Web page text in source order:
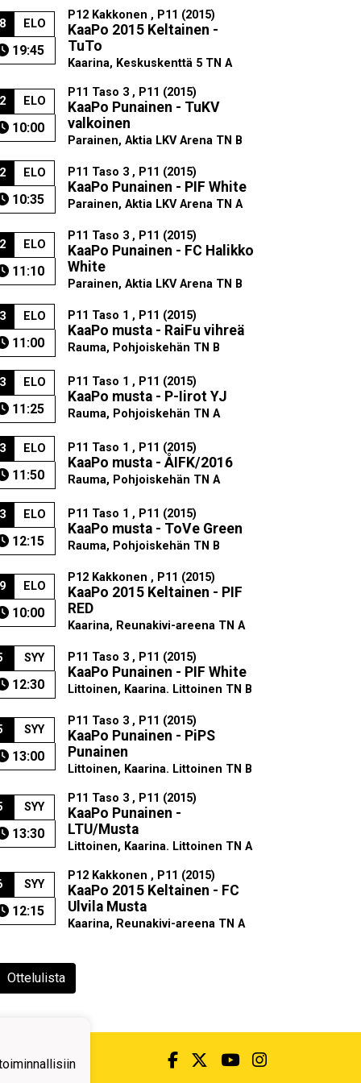
ELO
19:45
P12 Kakkonen , P11 (2015)
KaaPo 2015 Keltainen -
TuTo
Kaarina, Keskuskenttä 5 TN A
ELO
10:00
P11 Taso 3 , P11 (2015)
KaaPo Punainen - TuKV
valkoinen
Parainen, Aktia LKV Arena TN B
ELO
10:35
P11 Taso 3 , P11 (2015)
KaaPo Punainen - PIF White
Parainen, Aktia LKV Arena TN A
ELO
11:10
P11 Taso 3 , P11 (2015)
KaaPo Punainen - FC Halikko
White
Parainen, Aktia LKV Arena TN B
ELO
11:00
P11 Taso 1 , P11 (2015)
KaaPo musta - RaiFu vihreä
Rauma, Pohjoiskehän TN B
ELO
11:25
P11 Taso 1 , P11 (2015)
KaaPo musta - P-Iirot YJ
Rauma, Pohjoiskehän TN A
ELO
11:50
P11 Taso 1 , P11 (2015)
KaaPo musta - ÅIFK/2016
Rauma, Pohjoiskehän TN A
ELO
12:15
P11 Taso 1 , P11 (2015)
KaaPo musta - ToVe Green
Rauma, Pohjoiskehän TN B
ELO
10:00
P12 Kakkonen , P11 (2015)
KaaPo 2015 Keltainen - PIF
RED
Kaarina, Reunakivi-areena TN A
SYY
12:30
P11 Taso 3 , P11 (2015)
KaaPo Punainen - PIF White
Littoinen, Kaarina. Littoinen TN B
SYY
13:00
P11 Taso 3 , P11 (2015)
KaaPo Punainen - PiPS
Punainen
Littoinen, Kaarina. Littoinen TN B
SYY
13:30
P11 Taso 3 , P11 (2015)
KaaPo Punainen -
LTU/Musta
Littoinen, Kaarina. Littoinen TN A
SYY
12:15
P12 Kakkonen , P11 (2015)
KaaPo 2015 Keltainen - FC
Ulvila Musta
Kaarina, Reunakivi-areena TN A
Ottelulista